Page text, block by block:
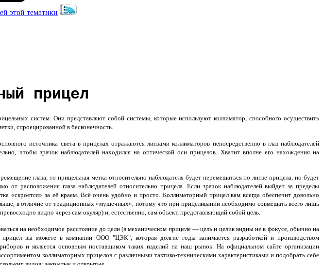
этой тематики
прицел
систем. Они представляют собой системы, которые используют коллиматор, способного осуществить
спроецированной в бесконечность.
источника света в прицелах отражаются линзами коллиматоров непосредственно в глаз наблюдателей
чтобы зрачок наблюдателей находился на оптической оси прицелов. Хватит вполне его нахождения на
глаза, то прицельная метка относительно наблюдателя будет перемещаться по линзе прицела, но будет
от расположения глаза наблюдателей относительно прицела. Если зрачок наблюдателей выйдет за пределы
«скроется» за её краем. Всё очень удобно и просто. Коллиматорный прицел вам всегда обеспечит довольно
в отличие от традиционных «мушечных», потому что при прицеливании необходимо совмещать всего лишь
видно через сам окуляр) и, естественно, сам объект, представляющий собой цель.
на необходимое расстояние до цели (в механическом прицеле — цель и целик видны не в фокусе, обычно на
прицел вы можете в компании ООО "ЦЭК", которая долгие годы занимается разработкой и производством
и является основным поставщиком таких изделий на наш рынок. На официальном сайте организации
коллиматорных прицелов с различными тактико-техническими характеристиками и подобрать себе